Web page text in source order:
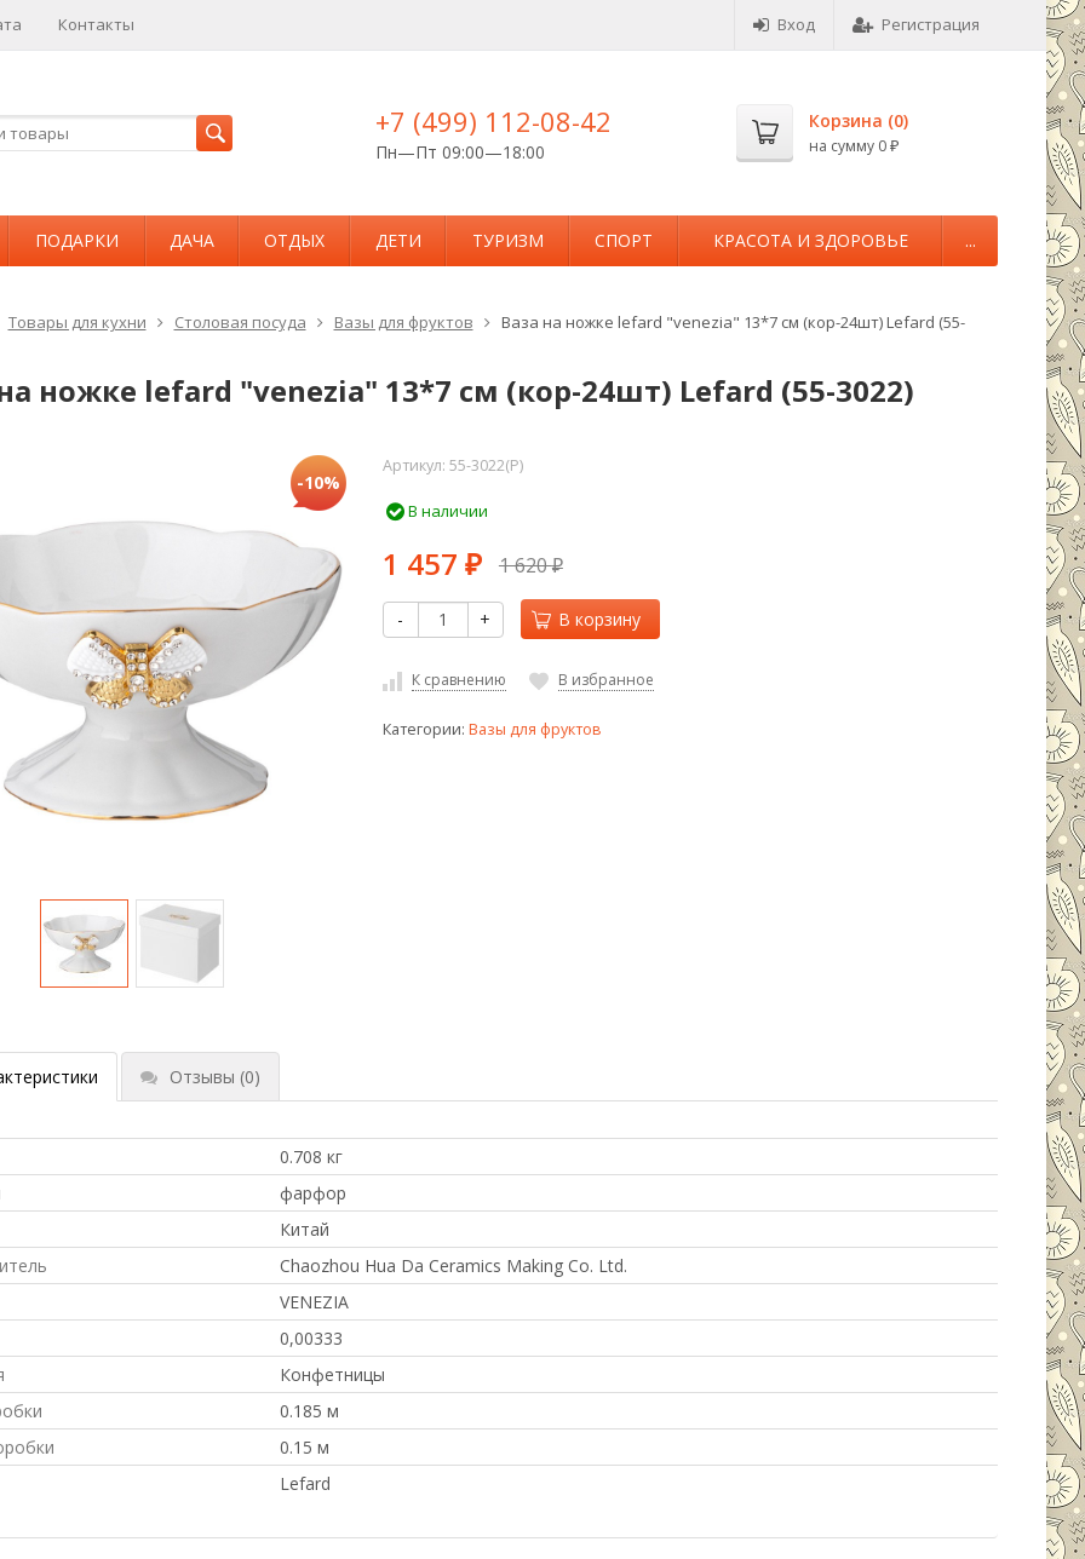
Контакты Вход Регистрация
+7 (499) 112-08-42
Пн—Пт 09:00—18:00
Корзина (0)
на сумму 0 ₽
ПОДАРКИ ДАЧА ОТДЫХ ДЕТИ ТУРИЗМ СПОРТ КРАСОТА И ЗДОРОВЬЕ ...
Товары для кухни Столовая посуда Вазы для фруктов
Ваза на ножке lefard "venezia" 13*7 см (кор-24шт) Lefard (55-
ножке lefard "venezia" 13*7 см (кор-24шт) Lefard (55-3022)
-10%
Артикул: 55-3022(P)
В наличии
1 457 ₽ 1 620₽
- + В корзину
К сравнению В избранное
Категории: Вазы для фруктов
Отзывы (0)
0.708 кг
фарфор
Китай
Chaozhou Hua Da Ceramics Making Co. Ltd.
VENEZIA
0,00333
Конфетницы
0.185 м
0.15 м
Lefard